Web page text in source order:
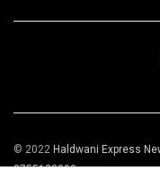
© 2022 Haldwani Express
8755123999